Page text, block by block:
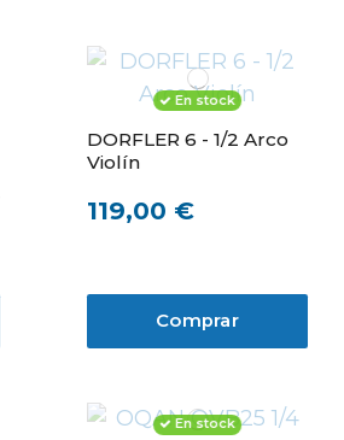
En stock
DORFLER 6 - 1/2 Arco
Violín
119,00 €
Comprar
En stock